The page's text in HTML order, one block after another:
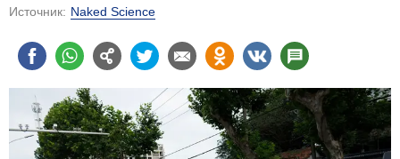
Источник: Naked Science